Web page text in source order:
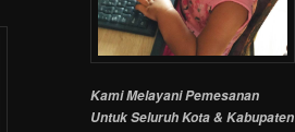
Kami Melayani Pemesanan
Untuk Seluruh Kota & Kabupaten